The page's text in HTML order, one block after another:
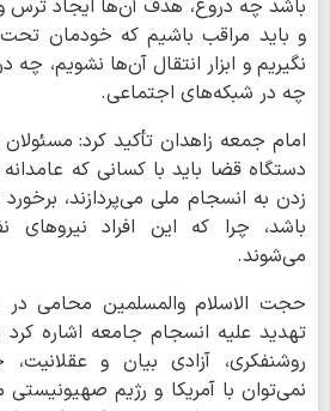
باشد چه دروغ، هدف آن‌ها ایجاد ترس
و باید مراقب باشیم که خودمان تحت
نگیریم و ابزار انتقال آن‌ها نشویم،
چه در شبکه‌های اجتماعی.
امام جمعه زاهدان تأکید کرد:
دستگاه قضا باید با کسانی که
زدن به انسجام ملی می‌پردازند،
باشد، چرا که این افراد
می‌شوند.
حجت الاسلام والمسلمین محامی در
تهدید علیه انسجام جامعه اشاره
روشنفکری، آزادی بیان و
نمی‌توان با آمریکا و رژیم صهیونیستی